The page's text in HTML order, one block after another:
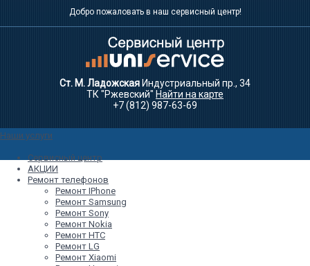
Добро пожаловать в наш сервисный центр!
Ст. М. Ладожская Индустриальный пр., 34
ТК "Ржевский" Найти на карте
+7 (812) 987-63-69
Наши услуги
Сервисный центр
АКЦИИ
Ремонт телефонов
Ремонт IPhone
Ремонт Samsung
Ремонт Sony
Ремонт Nokia
Ремонт HTC
Ремонт LG
Ремонт Xiaomi